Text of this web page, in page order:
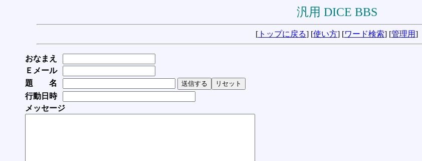
汎用 DICE BBS
[ トップに戻る] [使い方] [ワード検索] [管理用]
おなまえ
Ｅメール
題 名
行動日時
メッセージ